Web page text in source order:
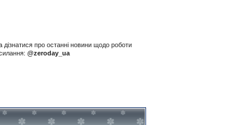
дізнатися про останні новини щодо роботи
@zeroday_ua